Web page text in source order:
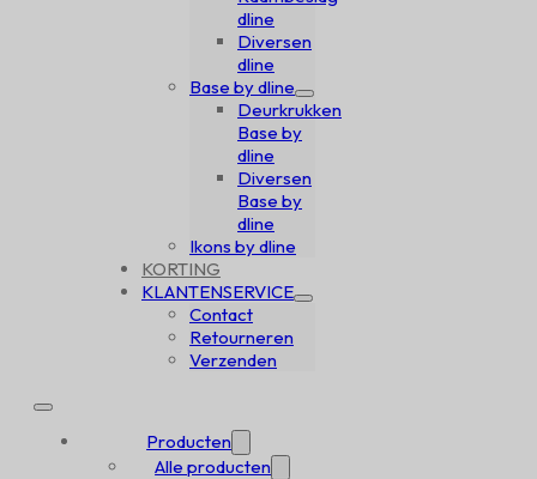
dline
Diversen
dline
Base by dline
Deurkrukken
Base by
dline
Diversen
Base by
dline
Ikons by dline
KORTING
KLANTENSERVICE
Contact
Retourneren
Verzenden
Producten
Alle producten